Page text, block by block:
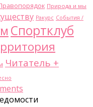
Природа и мы
Ракурс События /
Спортклуб
Читатель +